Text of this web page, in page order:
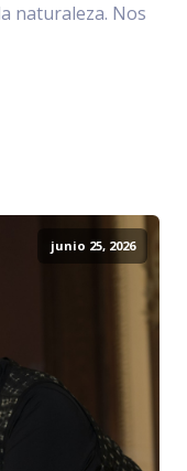
naturaleza. Nos
junio 25, 2026